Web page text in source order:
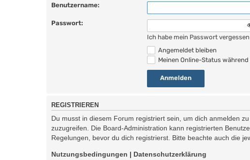
Benutzername:
Passwort:
Ich habe mein Passwort vergessen
Angemeldet bleiben
Meinen Online-Status
REGISTRIEREN
Du musst in diesem Forum registriert sein, um dich anmelden
zuzugreifen. Die Board-Administration kann registrierten
Regelungen, bevor du dich registrierst. Bitte beachte auch die
Nutzungsbedingungen | Datenschutzerklärung